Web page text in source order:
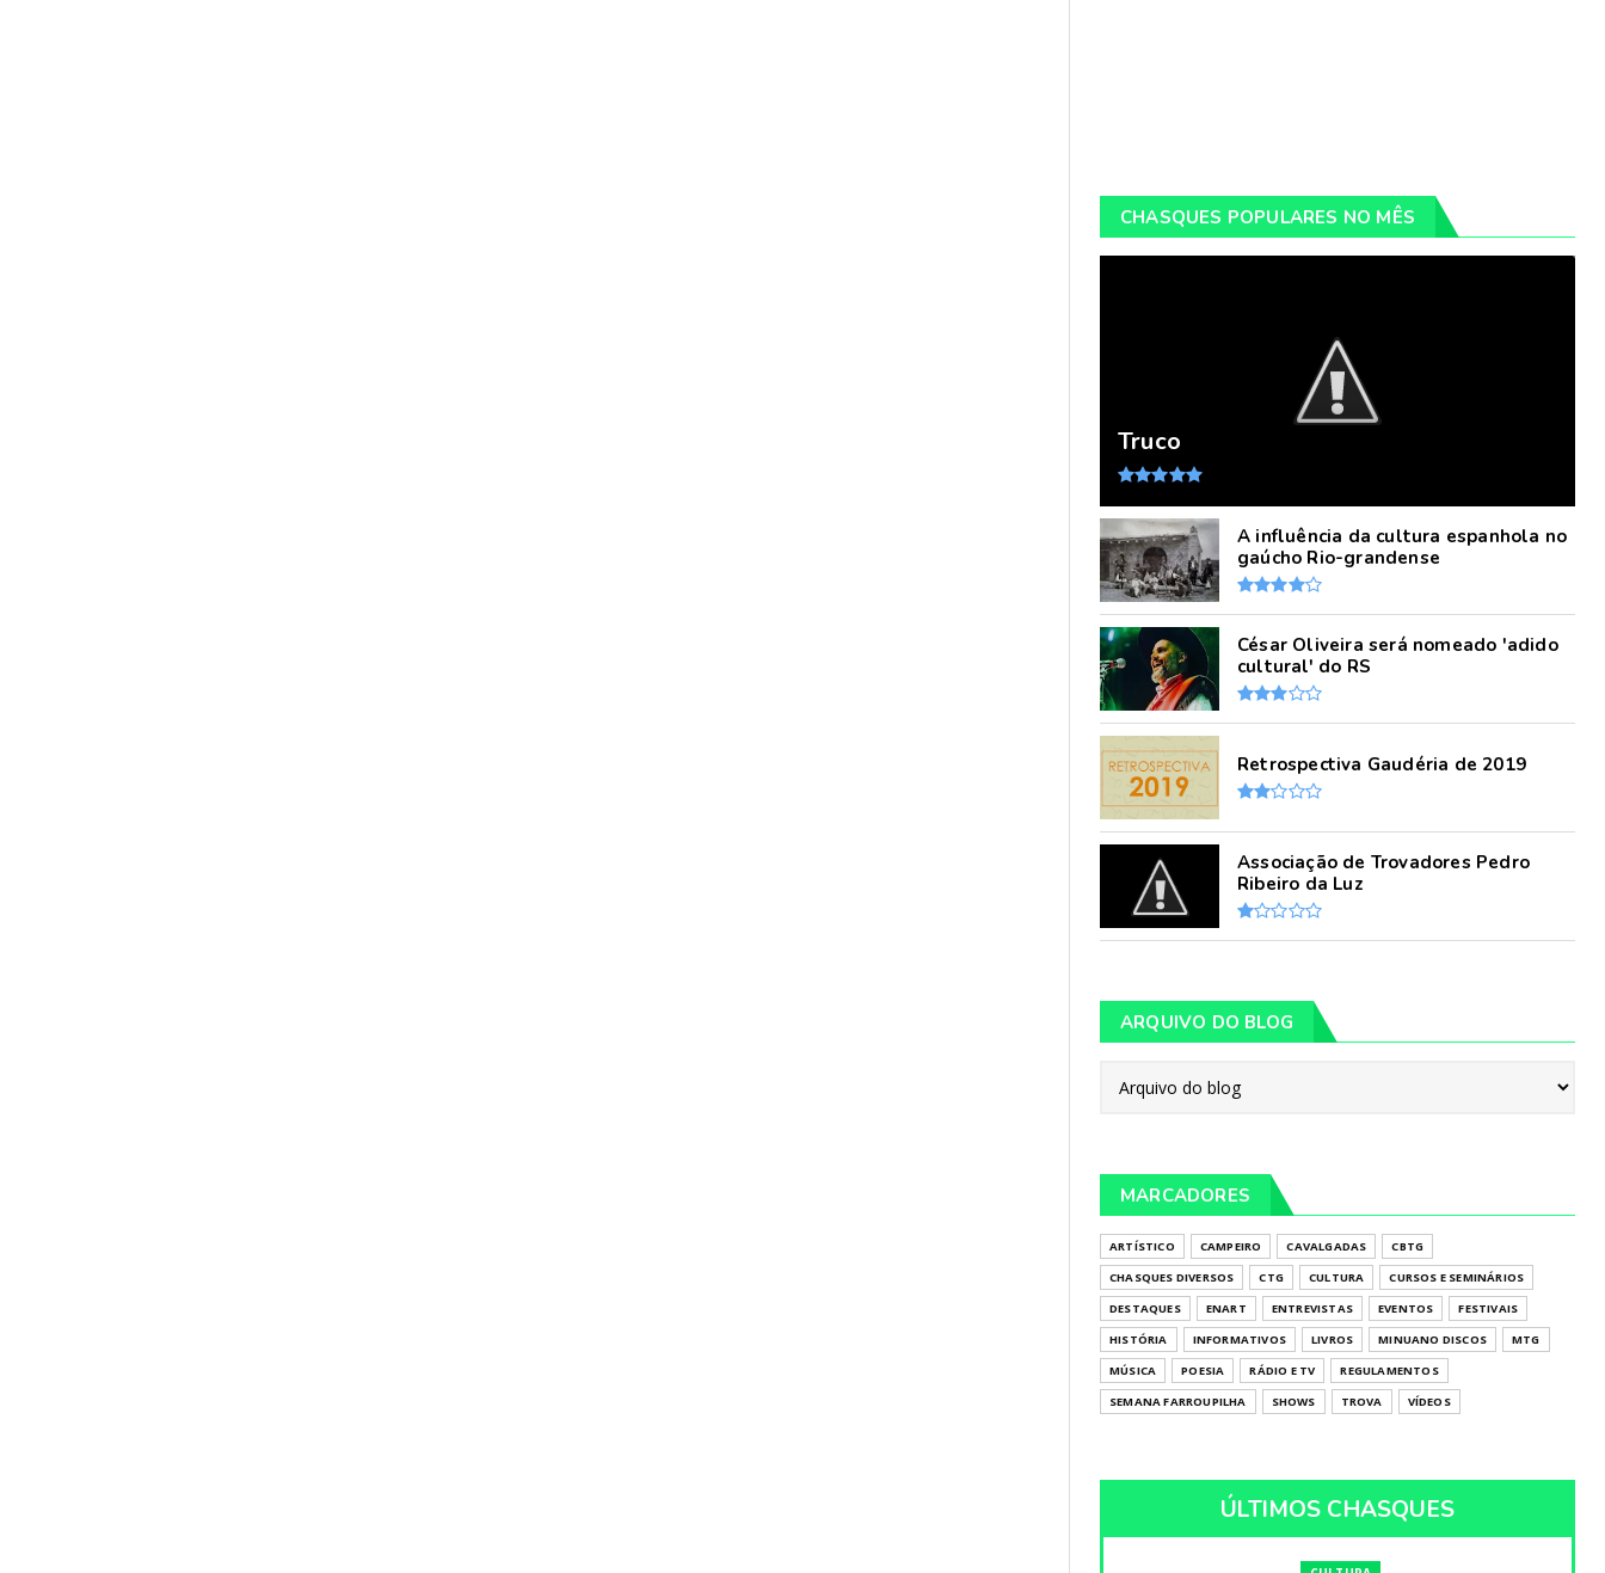
CHASQUES POPULARES NO MÊS
Truco
A influência da cultura espanhola no
gaúcho Rio-grandense
César Oliveira será nomeado 'adido
cultural' do RS
Retrospectiva Gaudéria de 2019
Associação de Trovadores Pedro
Ribeiro da Luz
ARQUIVO DO BLOG
MARCADORES
ARTÍSTICO CAMPEIRO CAVALGADAS
CBTG
CHASQUES DIVERSOS
CTG CULTURA
CURSOS E SEMINÁRIOS
DESTAQUES
ENART ENTREVISTAS EVENTOS
FESTIVAIS
HISTÓRIA
INFORMATIVOS LIVROS MINUANO DISCOS
MTG
MÚSICA
POESIA RÁDIO E TV
REGULAMENTOS
SEMANA FARROUPILHA
SHOWS TROVA VÍDEOS
ÚLTIMOS CHASQUES